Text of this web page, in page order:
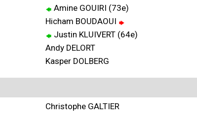
Amine GOUIRI (73e)
Hicham BOUDAOUI
Justin KLUIVERT (64e)
Andy DELORT
Kasper DOLBERG
Christophe GALTIER